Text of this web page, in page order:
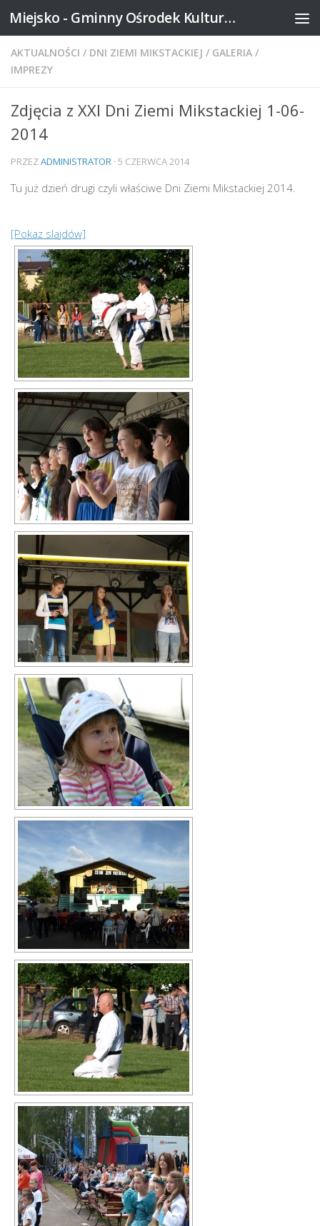
Skip to content Miejsko - Gminny Ośrodek Kultury w Mikstacie
AKTUALNOŚCI / DNI ZIEMI MIKSTACKIEJ / GALERIA /
IMPREZY
Zdjęcia z XXI Dni Ziemi Mikstackiej 1-06-
2014
PRZEZADMINISTRATOR · 5 CZERWCA 2014
Tu już dzień drugi czyli właściwe Dni Ziemi Mikstackiej 2014.
[Pokaz slajdów]